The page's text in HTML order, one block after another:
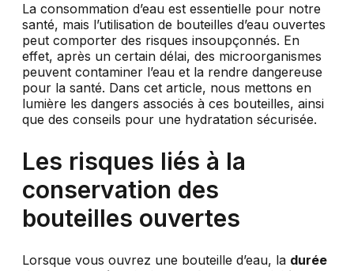
La consommation d’eau est essentielle pour notre
santé, mais l’utilisation de bouteilles d’eau ouvertes
peut comporter des risques insoupçonnés. En
effet, après un certain délai, des microorganismes
peuvent contaminer l’eau et la rendre dangereuse
pour la santé. Dans cet article, nous mettons en
lumière les dangers associés à ces bouteilles, ainsi
que des conseils pour une hydratation sécurisée.
Les risques liés à la
conservation des
bouteilles ouvertes
Lorsque vous ouvrez une bouteille d’eau, la durée